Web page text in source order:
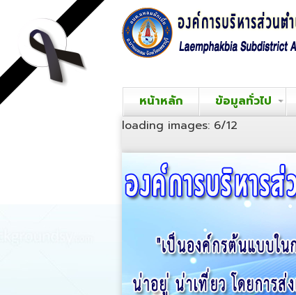
หน้าหลัก ข้อมูลทั่วไป
loading images: 7/12